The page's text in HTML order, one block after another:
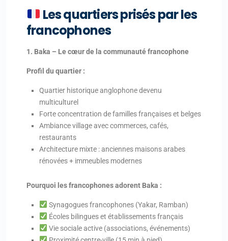
Les quartiers prisés par les
francophones
1. Baka – Le cœur de la communauté francophone
Profil du quartier :
Quartier historique anglophone devenu
multiculturel
Forte concentration de familles françaises et belges
Ambiance village avec commerces, cafés,
restaurants
Architecture mixte : anciennes maisons arabes
rénovées + immeubles modernes
Pourquoi les francophones adorent Baka :
Synagogues francophones (Yakar, Ramban)
Écoles bilingues et établissements français
Vie sociale active (associations, événements)